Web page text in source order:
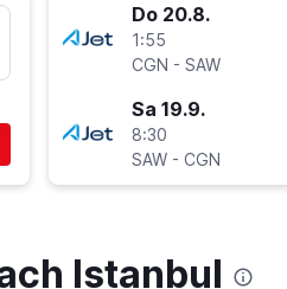
Do 20.8.
1:55
CGN - SAW
Sa 19.9.
8:30
SAW- CGN
Istanbul